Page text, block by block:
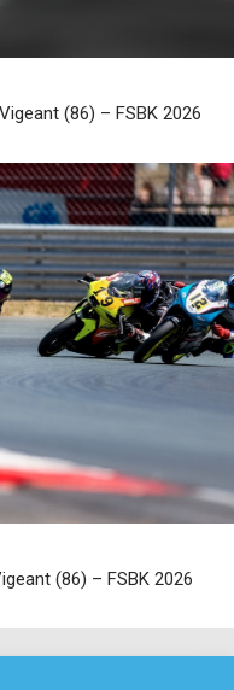
(86) – FSBK 2026
(86) – FSBK 2026